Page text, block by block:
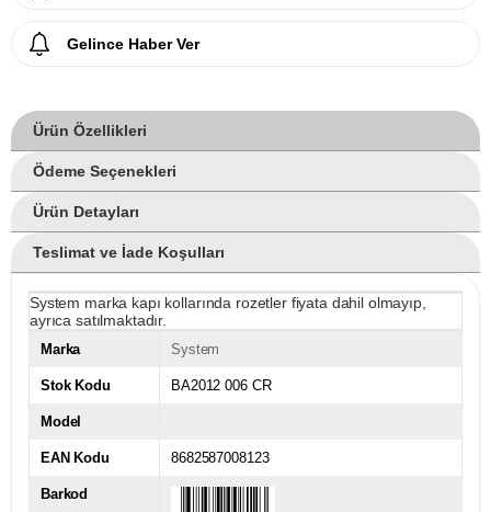
Gelince Haber Ver
Ürün Özellikleri
Ödeme Seçenekleri
Ürün Detayları
Teslimat ve İade Koşulları
System marka kapı kollarında rozetler fiyata dahil olmayıp,
ayrıca satılmaktadır.
Marka System
Stok Kodu BA2012 006 CR
Model
EAN Kodu 8682587008123
Barkod